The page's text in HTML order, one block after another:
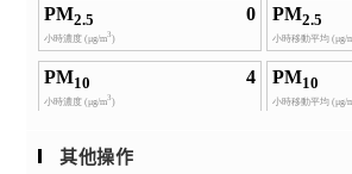
其他操作